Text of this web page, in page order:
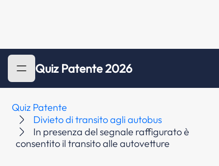
Quiz Patente 2026
Quiz Patente
Divieto di transito agli autobus
In presenza del segnale raffigurato è
consentito il transito alle autovetture